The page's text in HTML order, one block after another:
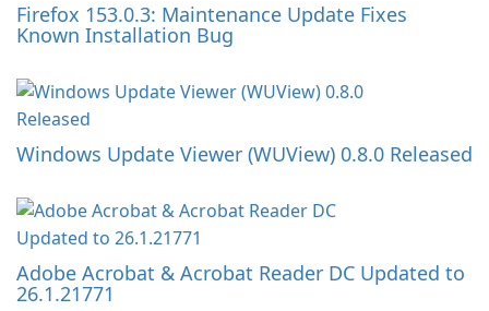
Firefox 153.0.3: Maintenance Update Fixes
Known Installation Bug
Windows Update Viewer (WUView) 0.8.0 Released
Adobe Acrobat & Acrobat Reader DC Updated to
26.1.21771